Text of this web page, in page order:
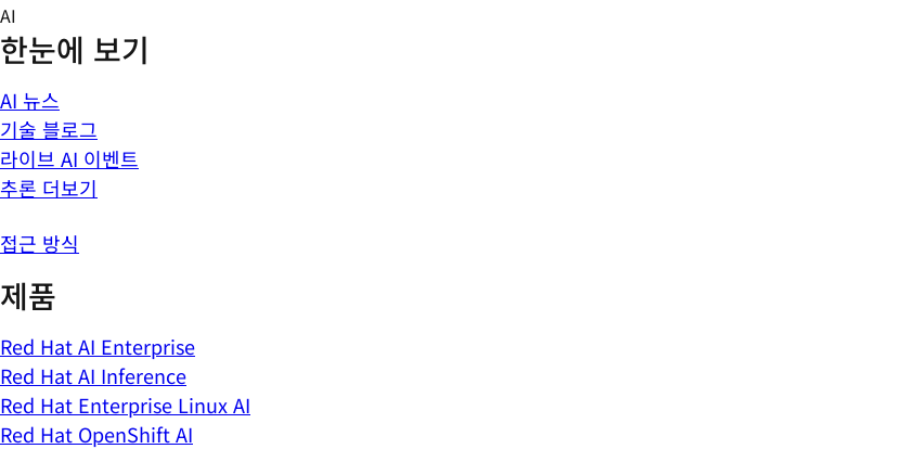
Skip
to
content
AI
한눈에 보기
AI 뉴스
기술 블로그
라이브 AI 이벤트
추론 더보기
접근 방식
제품
Red Hat AI Enterprise
Red Hat AI Inference
Red Hat Enterprise Linux AI
Red Hat OpenShift AI